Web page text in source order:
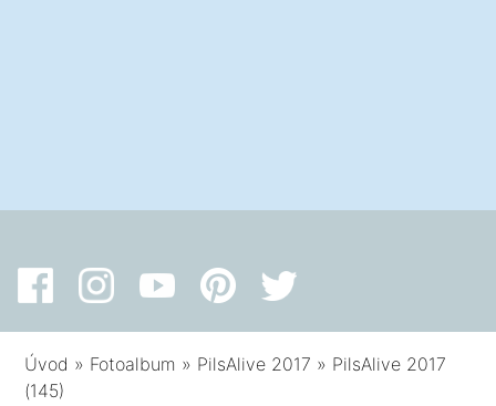
Úvod » Fotoalbum » PilsAlive 2017 » PilsAlive 2017
(145)